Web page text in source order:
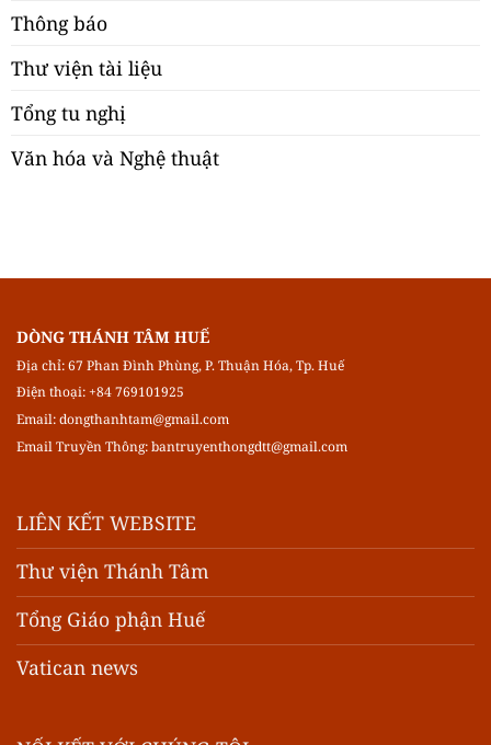
Thông báo
Thư viện tài liệu
Tổng tu nghị
Văn hóa và Nghệ thuật
DÒNG THÁNH TÂM HUẾ
Địa chỉ: 67 Phan Đình Phùng, P. Thuận Hóa, Tp. Huế
Điện thoại: +84 769101925
Email:dongthanhtam@gmail.com
Email Truyền Thông:bantruyenthongdtt@gmail.com
LIÊN KẾT WEBSITE
Thư viện Thánh Tâm
Tổng Giáo phận Huế
Vatican news